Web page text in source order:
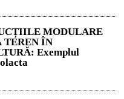
MODULARE
TEREN ÎN
Exemplul